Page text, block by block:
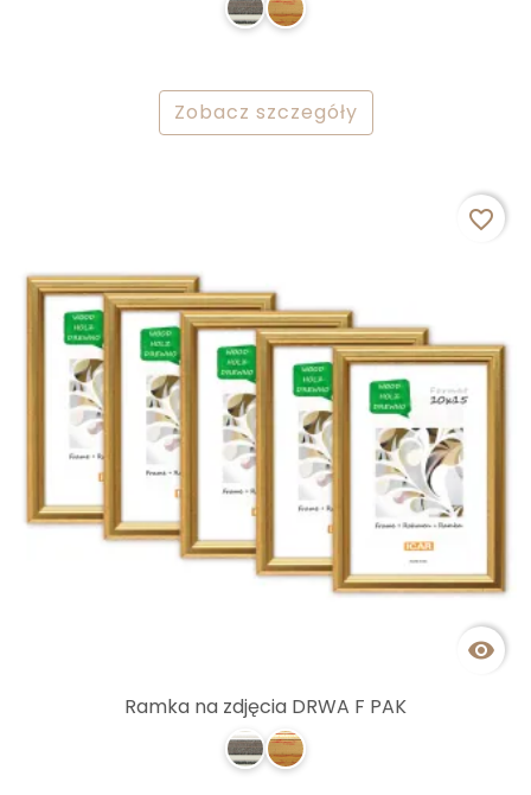
Zobacz szczegóły

favorite_border
Ramka na zdjęcia DRWA F PAK